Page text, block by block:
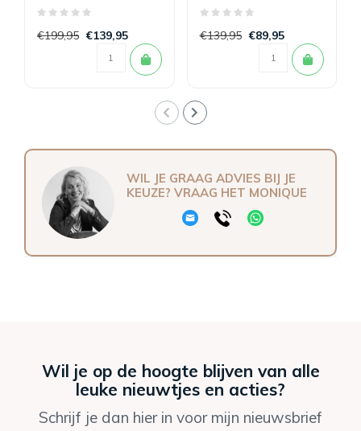
€199,95 €139,95
€139,95 €89,95
WIL JE GRAAG ADVIES BIJ JE
KEUZE? VRAAG HET MONIQUE
Wil je op de hoogte blijven van alle
leuke nieuwtjes en acties?
Schrijf je dan hier in voor mijn nieuwsbrief